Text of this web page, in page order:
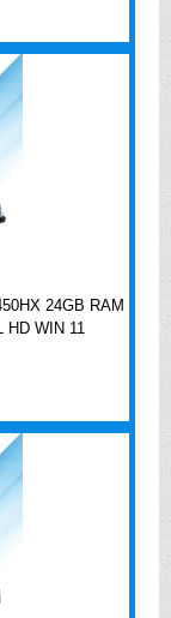
24GB RAM
WIN 11